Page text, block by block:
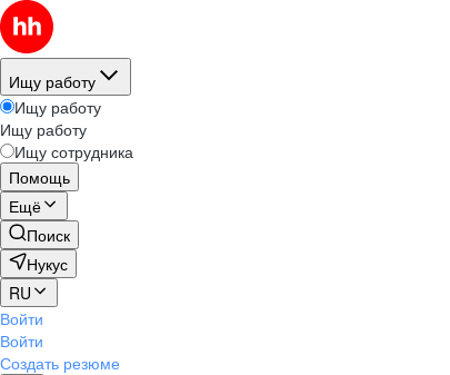
Ищу работу
Ищу работу
Ищу работу
Ищу сотрудника
Помощь
Ещё
Поиск
Нукус
RU
Войти
Войти
Создать резюме